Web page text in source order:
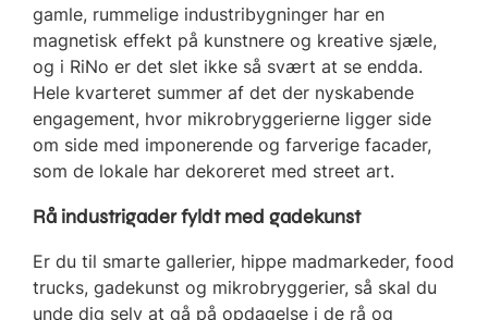
gamle, rummelige industribygninger har en
magnetisk effekt på kunstnere og kreative sjæle,
og i RiNo er det slet ikke så svært at se endda.
Hele kvarteret summer af det der nyskabende
engagement, hvor mikrobryggerierne ligger side
om side med imponerende og farverige facader,
som de lokale har dekoreret med street art.
Rå industrigader fyldt med gadekunst
Er du til smarte gallerier, hippe madmarkeder, food
trucks, gadekunst og mikrobryggerier, så skal du
unde dig selv at gå på opdagelse i de rå og